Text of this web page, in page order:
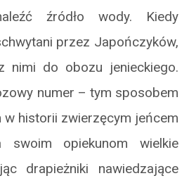
źródło wody. Kiedy
przez Japończyków,
nimi do obozu jenieckiego.
numer – tym sposobem
w historii zwierzęcym jeńcem
swoim opiekunom wielkie
drapieżniki nawiedzające